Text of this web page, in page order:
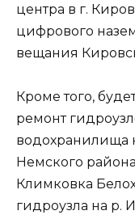
центра в г.
цифрового
вещания
Кроме того,
ремонт
водохранилища
Немского
Климковка
гидроузла на р.